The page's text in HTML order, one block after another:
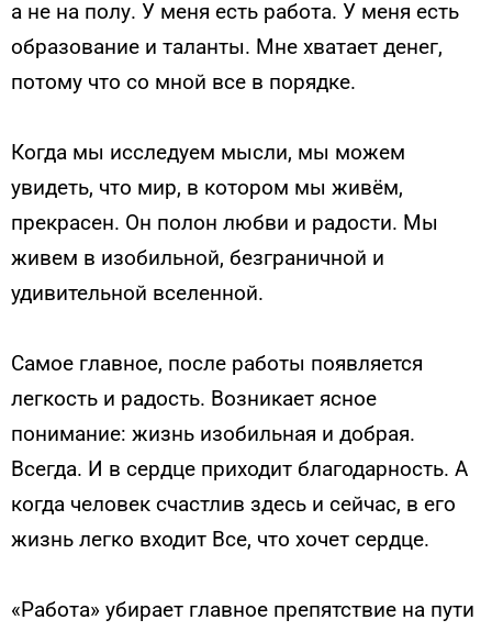
а не на полу. У меня есть работа. У меня есть
образование и таланты. Мне хватает денег,
потому что со мной все в порядке.
Когда мы исследуем мысли, мы можем
увидеть, что мир, в котором мы живём,
прекрасен. Он полон любви и радости. Мы
живем в изобильной, безграничной и
удивительной вселенной.
Самое главное, после работы появляется
легкость и радость. Возникает ясное
понимание: жизнь изобильная и добрая.
Всегда. И в сердце приходит благодарность. А
когда человек счастлив здесь и сейчас, в его
жизнь легко входит Все, что хочет сердце.
«Работа» убирает главное препятствие на пути